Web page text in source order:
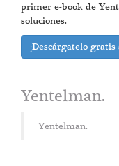
primer e-book de
soluciones.
¡Descárgatelo gratis
Yentelman.
Yentelman.